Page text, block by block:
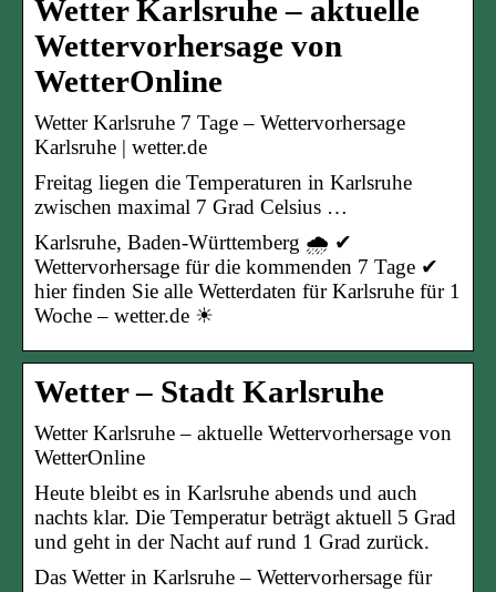
Wetter Karlsruhe – aktuelle
Wettervorhersage von
WetterOnline
Wetter Karlsruhe 7 Tage – Wettervorhersage
Karlsruhe | wetter.de
Freitag liegen die Temperaturen in Karlsruhe
zwischen maximal 7 Grad Celsius …
Karlsruhe, Baden-Württemberg 🌧️ ✔
Wettervorhersage für die kommenden 7 Tage ✔
hier finden Sie alle Wetterdaten für Karlsruhe für 1
Woche – wetter.de ☀
Wetter – Stadt Karlsruhe
Wetter Karlsruhe – aktuelle Wettervorhersage von
WetterOnline
Heute bleibt es in Karlsruhe abends und auch
nachts klar. Die Temperatur beträgt aktuell 5 Grad
und geht in der Nacht auf rund 1 Grad zurück.
Das Wetter in Karlsruhe – Wettervorhersage für